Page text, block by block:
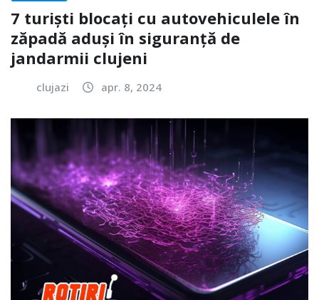
7 turiști blocați cu autovehiculele în
zăpadă aduși în siguranță de
jandarmii clujeni
clujazi apr. 8, 2024